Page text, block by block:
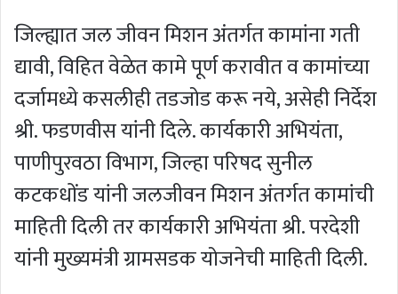
जिल्ह्यात जल जीवन मिशन अंतर्गत कामांना गती
द्यावी, विहित वेळेत कामे पूर्ण करावीत व कामांच्या
दर्जामध्ये कसलीही तडजोड करू नये, असेही निर्देश
श्री. फडणवीस यांनी दिले. कार्यकारी अभियंता,
पाणीपुरवठा विभाग, जिल्हा परिषद सुनील
कटकधोंड यांनी जलजीवन मिशन अंतर्गत कामांची
माहिती दिली तर कार्यकारी अभियंता श्री. परदेशी
यांनी मुख्यमंत्री ग्रामसडक योजनेची माहिती दिली.